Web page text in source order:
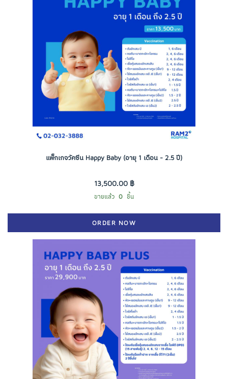
แพ็กเกจวัคซีน Happy Baby (อายุ 1 เดือน - 2.5 ปี)
13,500.00 ฿
ขายแล้ว 0 ชิ้น
ORDER NOW